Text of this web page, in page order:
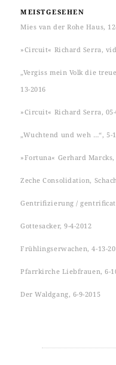
MEISTGESEHEN
Mies van der Rohe Haus,
»Circuit« Richard Serra,
„Vergiss mein Volk die
13-2016
»Circuit« Richard Serra, 05-
„Wuchtend und weh …“, 5-
»Fortuna« Gerhard Marcks,
Zeche Consolidation,
Gentrifizierung /
Gottesacker, 9-4-2012
Frühlingserwachen, 4-13-
Pfarrkirche Liebfrauen, 6-
Der Waldgang, 6-9-2015